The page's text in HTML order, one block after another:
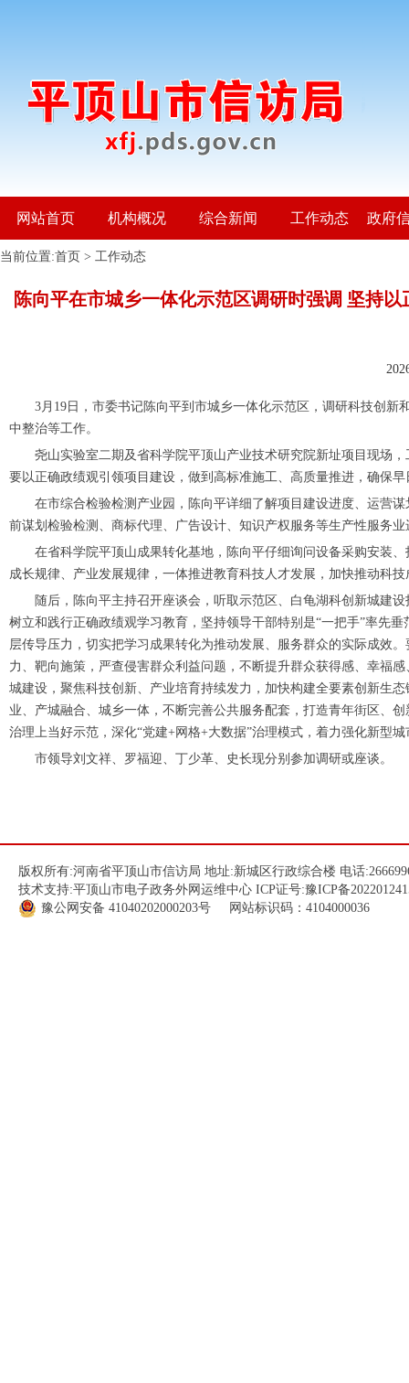
网站首页 机构概况 综合新闻 工作动态 政府
当前位置:首页 > 工作动态
陈向平在市城乡一体化示范区调研时强调 坚持
3月19日，市委书记陈向平到市城乡一体化示范区，调研科技创
中整治等工作。
尧山实验室二期及省科学院平顶山产业技术研究院新址项目现场
要以正确政绩观引领项目建设，做到高标准施工、高质量推进，确保
在市综合检验检测产业园，陈向平详细了解项目建设进度、运营
前谋划检验检测、商标代理、广告设计、知识产权服务等生产性服务
在省科学院平顶山成果转化基地，陈向平仔细询问设备采购安装
成长规律、产业发展规律，一体推进教育科技人才发展，加快推动科
随后，陈向平主持召开座谈会，听取示范区、白龟湖科创新城建
树立和践行正确政绩观学习教育，坚持领导干部特别是“一把手”率先
层传导压力，切实把学习成果转化为推动发展、服务群众的实际成效
力、靶向施策，严查侵害群众利益问题，不断提升群众获得感、幸福
城建设，聚焦科技创新、产业培育持续发力，加快构建全要素创新生
业、产城融合、城乡一体，不断完善公共服务配套，打造青年街区、
治理上当好示范，深化“党建+网格+大数据”治理模式，着力强化新型
市领导刘文祥、罗福迎、丁少革、史长现分别参加调研或座谈。
版权所有:河南省平顶山市信访局 地址:新城区行政综合楼 电话
技术支持:平顶山市电子政务外网运维中心 ICP证号:豫ICP备
豫公网安备 41040202000203号 网站标识码：4104000036